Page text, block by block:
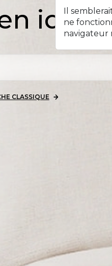
idéal !
Il
ne
navigateur
CLASSIQUE